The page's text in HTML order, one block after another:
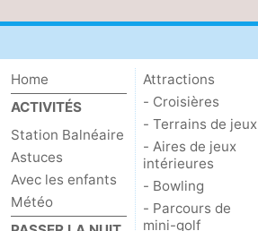
Home
ACTIVITÉS
Station Balnéaire
Astuces
Avec les enfants
Météo
Attractions
- Croisières
- Terrains de jeux
- Aires de jeux
intérieures
- Bowling
- Parcours de
mini-golf